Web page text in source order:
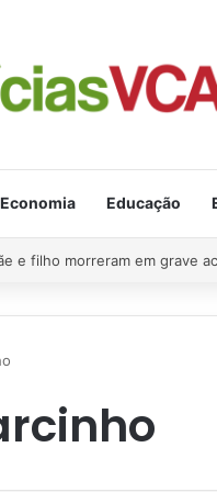
Economia Educação
e filho morreram em grave